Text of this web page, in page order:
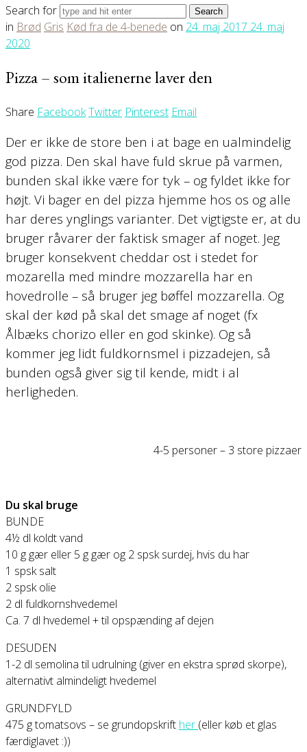
Search for
in Brød Gris Kød fra de 4-benede on 24. maj 2017 24. maj
2020
Pizza – som italienerne laver den
Share FacebookTwitter Pinterest Email
Der er ikke de store ben i at bage en ualmindelig
god pizza. Den skal have fuld skrue på varmen,
bunden skal ikke være for tyk – og fyldet ikke for
højt. Vi bager en del pizza hjemme hos os og alle
har deres ynglings varianter. Det vigtigste er, at du
bruger råvarer der faktisk smager af noget. Jeg
bruger konsekvent cheddar ost i stedet for
mozarella med mindre mozzarella har en
hovedrolle – så bruger jeg bøffel mozzarella. Og
skal der kød på skal det smage af noget (fx
Ålbæks chorizo eller en god skinke). Og så
kommer jeg lidt fuldkornsmel i pizzadejen, så
bunden også giver sig til kende, midt i al
herligheden.
4-5 personer – 3 store pizzaer
Du skal bruge
BUNDE
4½ dl koldt vand
10 g gær eller 5 g gær og 2 spsk surdej, hvis du har
1 spsk salt
2 spsk olie
2 dl fuldkornshvedemel
Ca. 7 dl hvedemel + til opspænding af dejen
DESUDEN
1-2 dl semolina til udrulning (giver en ekstra sprød skorpe),
alternativt almindeligt hvedemel
GRUNDFYLD
475 g tomatsovs – se grundopskrift her (eller køb et glas
færdiglavet :))